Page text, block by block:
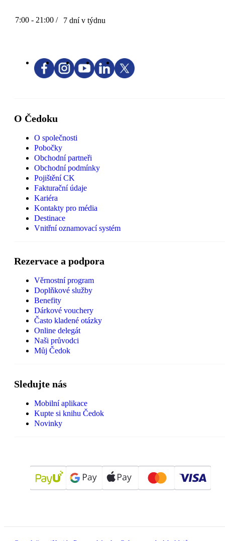
7:00 - 21:00 / 7 dní v týdnu
O Čedoku
O společnosti
Pobočky
Obchodní partneři
Obchodní podmínky
Pojištění CK
Fakturační údaje
Kariéra
Kontakty pro média
Destinace
Vnitřní oznamovací systém
Rezervace a podpora
Věrnostní program
Doplňkové služby
Benefity
Dárkové vouchery
Často kladené otázky
Online delegát
Naši průvodci
Můj Čedok
Sledujte nás
Mobilní aplikace
Kupte si knihu Čedok
Novinky